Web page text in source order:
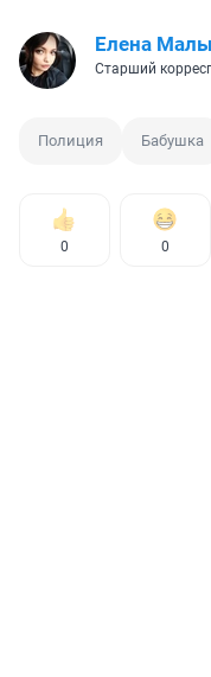
Елена
Старший
Полиция Бабушка
0 0